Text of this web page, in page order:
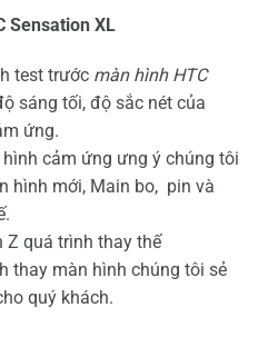
Sensation XL
test trước màn hình HTC
sáng tối, độ sắc nét của
ứng.
cảm ứng ưng ý chúng tôi
hình mới, Main bo, pin và
Z quá trình thay thế
thay màn hình chúng tôi sẻ
quý khách.